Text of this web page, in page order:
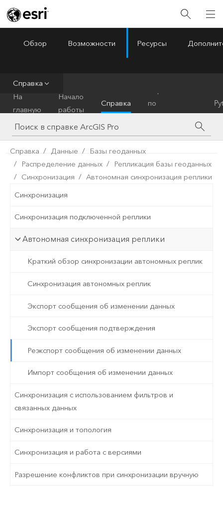
ArcGIS Pro
Обзор Возможности Ресурсы
Справка
На
главную
Начало
работы
Справка
по
инструментам
Справка Данные
Базы геоданных
Распределение данных
Репликация базы геоданных
Синхронизация
Автономная синхронизация реплики
Синхронизация
Синхронизация подключенной реплики
Автономная синхронизация реплики
Краткий обзор синхронизации автономных реплик
Синхронизация автономных реплик
Экспорт сообщения об изменении данных
Экспорт сообщения подтверждения
Реэкспорт сообщения об изменении данных
Импорт сообщения об изменении данных
Синхронизация с использованием фильтров и
связанных данных
Синхронизация и топология
Синхронизация и работа с версиями
Разрешение конфликтов при синхронизации вручную